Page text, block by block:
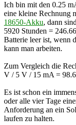
Ich bin mit den 0.25
eine kleine Rechnung
18650-Akku, dann
5920 Stunden =
Batterie leer ist, wenn
kann man arbeiten.
Zum Vergleich die
V / 5 V / 15 mA =
Es ist schon ein
oder alle vier Tage
Anforderung an ein
laufen zu halten.